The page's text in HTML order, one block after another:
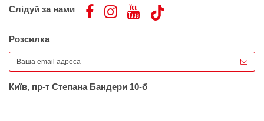
Слідуй за нами
Розсилка
Київ, пр-т Степана Бандери 10-б